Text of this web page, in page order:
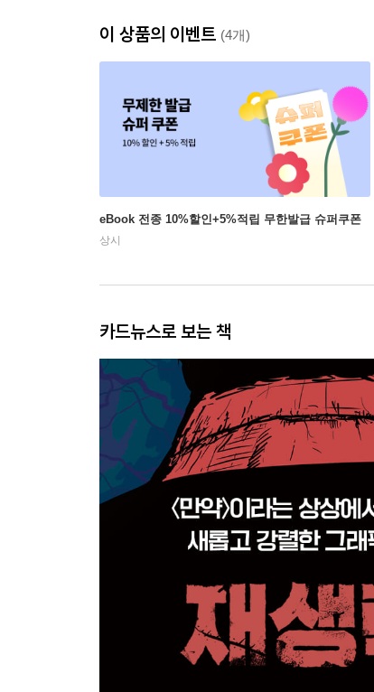
이 상품의 이벤트 (4개)
eBook 전종 10%할인+5%적립 무한발급 슈퍼쿠폰
상시
카드뉴스로 보는 책